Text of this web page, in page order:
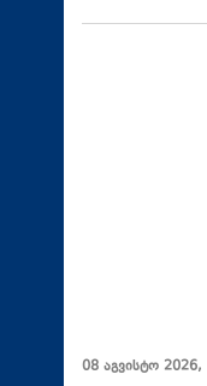
08 აგვისტო 2026,